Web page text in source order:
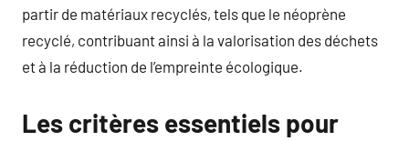
partir de matériaux recyclés, tels que le néoprène
recyclé, contribuant ainsi à la valorisation des déchets
et à la réduction de l’empreinte écologique.
Les critères essentiels pour